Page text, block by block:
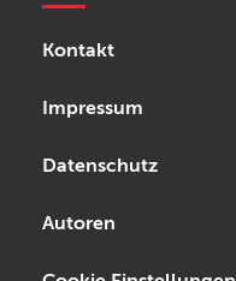
Kontakt
Impressum
Datenschutz
Autoren